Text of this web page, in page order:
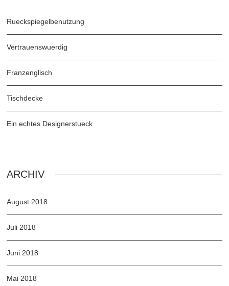
Rueckspiegelbenutzung
Vertrauenswuerdig
Franzenglisch
Tischdecke
Ein echtes Designerstueck
ARCHIV
August 2018
Juli 2018
Juni 2018
Mai 2018